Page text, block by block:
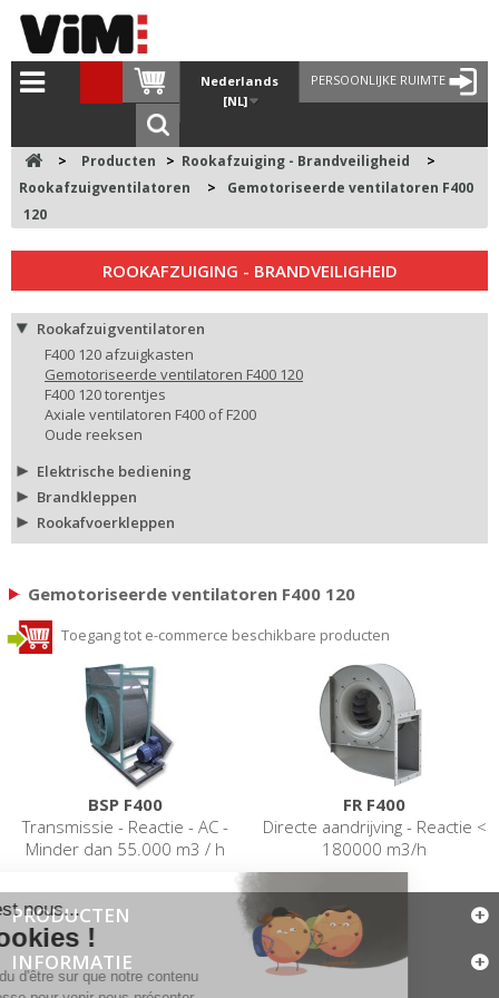
PERSOONLIJKE RUIMTE
Nederlands
[NL]
> Producten > Rookafzuiging - Brandveiligheid
>
Rookafzuigventilatoren
>
Gemotoriseerde ventilatoren F400
120
ROOKAFZUIGING - BRANDVEILIGHEID
Rookafzuigventilatoren
F400 120 afzuigkasten
Gemotoriseerde ventilatoren F400 120
F400 120 torentjes
Axiale ventilatoren F400 of F200
Oude reeksen
Elektrische bediening
Brandkleppen
Rookafvoerkleppen
Gemotoriseerde ventilatoren F400 120
Toegang tot e-commerce beschikbare producten
BSP F400
Transmissie - Reactie - AC -
Minder dan 55.000 m3 / h
FR F400
Directe aandrijving - Reactie <
180000 m3/h
PRODUCTEN
INFORMATIE